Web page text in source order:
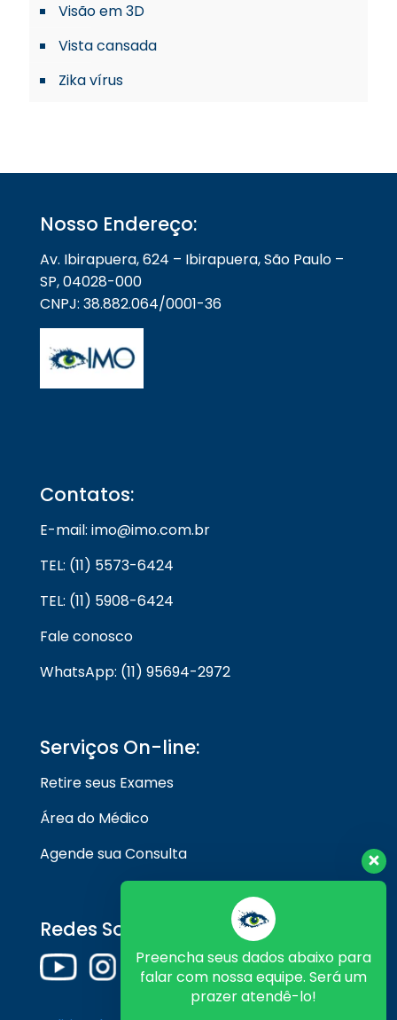
Visão em 3D
Vista cansada
Zika vírus
Nosso Endereço:
Av. Ibirapuera, 624 – Ibirapuera, São Paulo –
SP, 04028-000
CNPJ: 38.882.064/0001-36
Contatos:
E-mail: imo@imo.com.br
TEL: (11) 5573-6424
TEL: (11) 5908-6424
Fale conosco
WhatsApp: (11) 95694-2972
Serviços On-line:
Retire seus Exames
Área do Médico
Agende sua Consulta
Redes Sociais
Preencha seus dados abaixo para
falar com nossa equipe. Será um
prazer atendê-lo!